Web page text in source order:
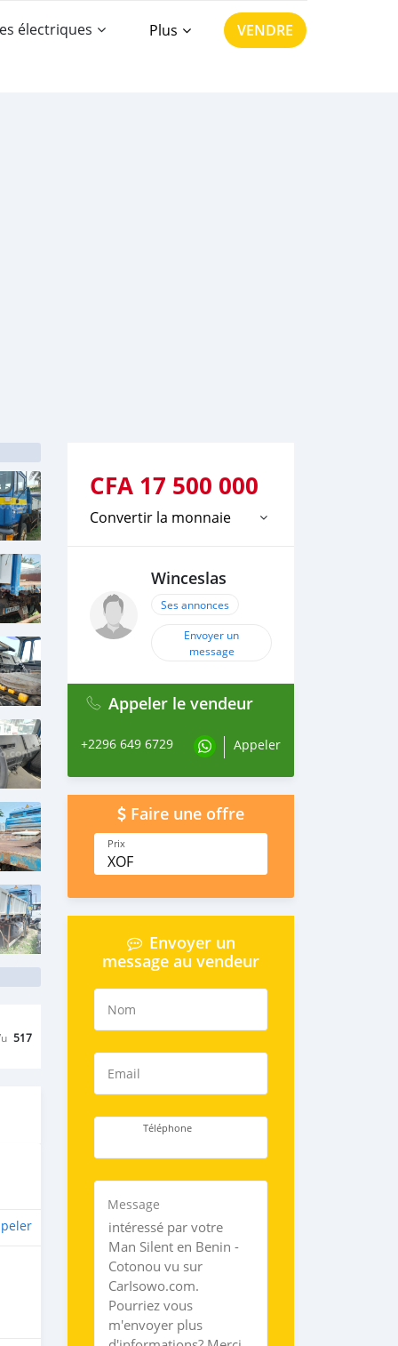
électriques Plus VENDRE
517
CFA 17 500 000
Convertir la monnaie
Winceslas
Ses annonces
Envoyer un
message
Appeler le vendeur
+2296 649 6729 Appeler
Faire une offre
Prix
XOF
Envoyer un
message au vendeur
Nom
Email
Téléphone
Message